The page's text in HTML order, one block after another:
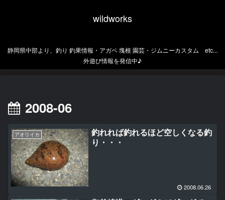
wildworks
静岡県中部より、釣り 釣果情報・アガベ 塊根 園芸・ジムニーカスタム etc...
外遊び情報を発信中♪
2008-06
アオリイカ
釣れれば釣れるほど空しくなる釣
り・・・
2008.06.26